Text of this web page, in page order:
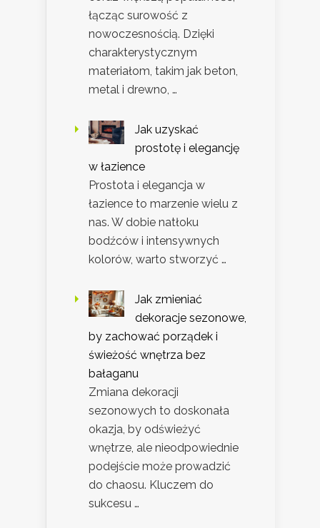
łącząc surowość z
nowoczesnością. Dzięki
charakterystycznym
materiałom, takim jak beton,
metal i drewno, …
Jak uzyskać
prostotę i elegancję
w łazience
Prostota i elegancja w
łazience to marzenie wielu z
nas. W dobie natłoku
bodźców i intensywnych
kolorów, warto stworzyć …
Jak zmieniać
dekoracje sezonowe,
by zachować porządek i
świeżość wnętrza bez
bałaganu
Zmiana dekoracji
sezonowych to doskonała
okazja, by odświeżyć
wnętrze, ale nieodpowiednie
podejście może prowadzić
do chaosu. Kluczem do
sukcesu …